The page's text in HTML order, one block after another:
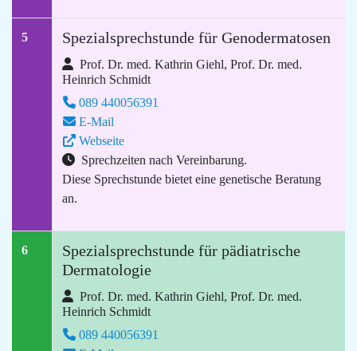
5 Spezialsprechstunde für Genodermatosen
Prof. Dr. med. Kathrin Giehl, Prof. Dr. med.
Heinrich Schmidt
089 440056391
E-Mail
Webseite
Sprechzeiten nach Vereinbarung.
Diese Sprechstunde bietet eine genetische Beratung
an.
6
Spezialsprechstunde für pädiatrische
Dermatologie
Prof. Dr. med. Kathrin Giehl, Prof. Dr. med.
Heinrich Schmidt
089 440056391